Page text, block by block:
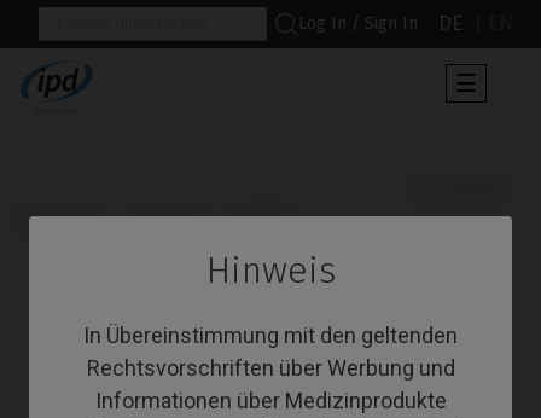
Hinweis
In Übereinstimmung mit den geltenden
Rechtsvorschriften über Werbung und
Informationen über Medizinprodukte
Log In / Sign In DE
der
☰
Startseite Systeme Vega®
Scanbodies